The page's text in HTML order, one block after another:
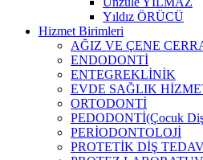
Yıldız ÖRÜCÜ
Hizmet Birimleri
AĞIZ VE ÇENE
ENDODONTİ
ENTEGREKLİNİK
EVDE SAĞLIK
ORTODONTİ
PEDODONTİ(Çocuk
PERİODONTOLOJİ
PROTETİK DİŞ